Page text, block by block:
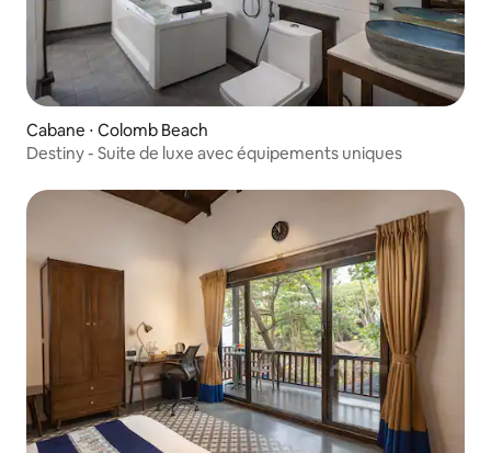
Cabane ⋅ Colomb Beach
Destiny - Suite de luxe avec équipements uniques